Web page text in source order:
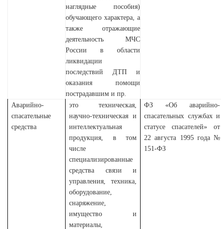
наглядные пособия)
обучающего характера, а
также отражающие
деятельность МЧС
России в области
ликвидации
последствий ДТП и
оказания помощи
пострадавшим и пр.
Аварийно-
спасательные
средства
это техническая,
научно-техническая и
интеллектуальная
продукция, в том
числе
специализированные
средства связи и
управления, техника,
оборудование,
снаряжение,
имущество и
материалы,
ФЗ «Об аварийно-
спасательных службах и
статусе спасателей» от
22 августа 1995 года №
151-ФЗ